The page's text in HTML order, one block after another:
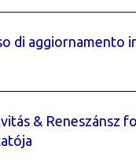
di aggiornamento
& Reneszánsz